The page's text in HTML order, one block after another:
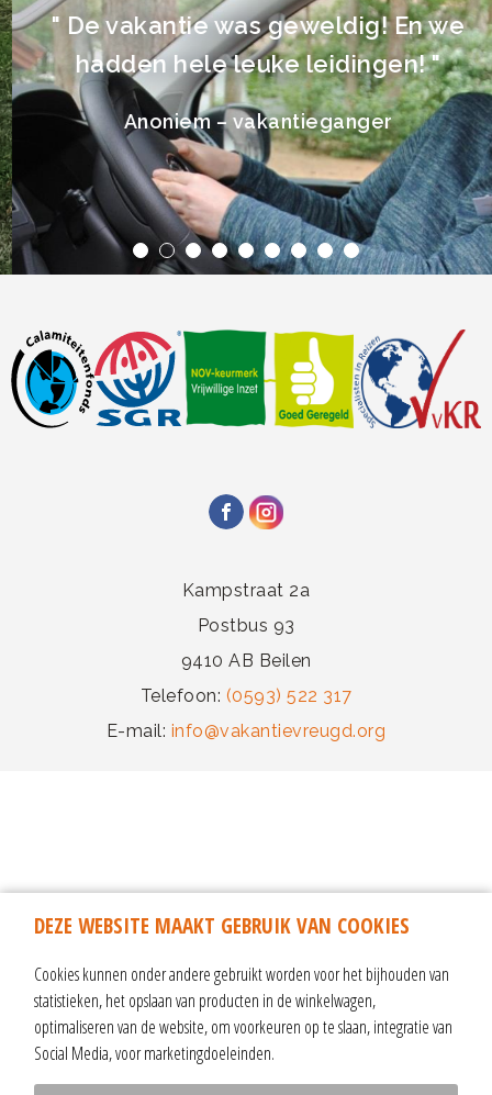
" De vakantie was geweldig! En we
hadden hele leuke leidingen! "
Anoniem – vakantieganger
Kampstraat 2a
Postbus 93
9410 AB Beilen
Telefoon: (0593) 522 317
E-mail: info@vakantievreugd.org
DEZE WEBSITE MAAKT GEBRUIK VAN COOKIES
Cookies kunnen onder andere gebruikt worden voor het bijhouden van
statistieken, het opslaan van producten in de winkelwagen,
optimaliseren van de website, om voorkeuren op te slaan, integratie van
Social Media, voor marketingdoeleinden.